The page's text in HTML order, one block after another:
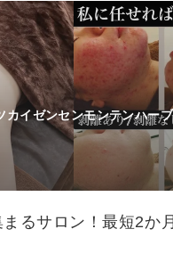
カイゼンセンモンテンハー
るサロン！最短2か